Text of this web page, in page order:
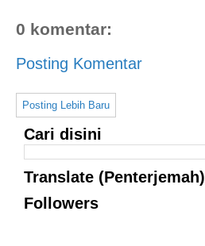
0 komentar:
Posting Komentar
Posting Lebih Baru
Cari disini
Translate (Penterjemah)
Followers